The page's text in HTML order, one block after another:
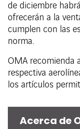
de diciembre
ofrecerán a la
cumplen con las
norma.
OMA recomienda
respectiva
los artículos
Acerca de